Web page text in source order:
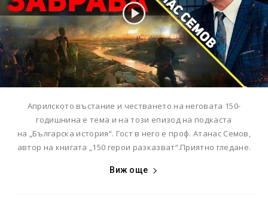
Априлското въстание и честването на неговата 150-
годишнина е тема и на този епизод на подкаста
на „Българска история“. Гост в него е проф. Атанас Семов,
автор на книгата „150 герои разказват“.Приятно гледане.
Виж още